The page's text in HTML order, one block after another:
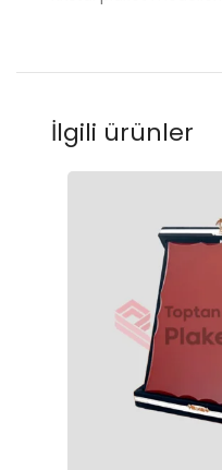
İlgili ürünler